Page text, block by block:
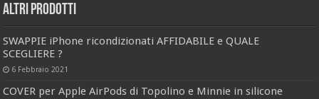
Altri prodotti
SWAPPIE iPhone ricondizionati AFFIDABILE e QUALE
SCEGLIERE ?
6 Febbraio 2021
COVER per Apple AirPods di Topolino e Minnie in silicone